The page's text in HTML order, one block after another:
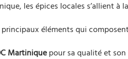
les épices locales s’allient
éléments qui
Martiniquepour sa qualité et